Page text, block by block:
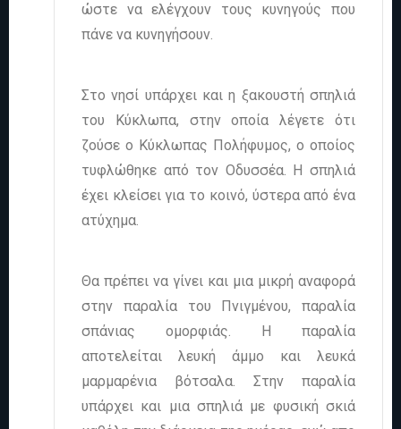
ώστε να ελέγχουν τους κυνηγούς που
πάνε να κυνηγήσουν.
Στο νησί υπάρχει και η ξακουστή σπηλιά
του Κύκλωπα, στην οποία λέγετε ότι
ζούσε ο Κύκλωπας Πολήφυμος, ο οποίος
τυφλώθηκε από τον Οδυσσέα. Η σπηλιά
έχει κλείσει για το κοινό, ύστερα από ένα
ατύχημα.
Θα πρέπει να γίνει και μια μικρή αναφορά
στην παραλία του Πνιγμένου, παραλία
σπάνιας ομορφιάς. Η παραλία
αποτελείται λευκή άμμο και λευκά
μαρμαρένια βότσαλα. Στην παραλία
υπάρχει και μια σπηλιά με φυσική σκιά